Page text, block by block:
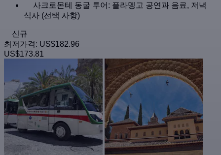
사크로몬테 동굴 투어: 플라멩고 공연과 음료, 저녁
식사 (선택 사항)
신규
최저가격: US$182.96
US$173.81